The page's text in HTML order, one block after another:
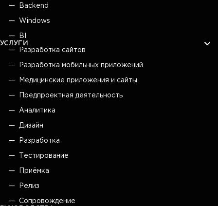
Backend
Windows
BI
УСЛУГИ
Разработка сайтов
Разработка мобильных приложений
Медицинские приложения и сайты
Предпроектная деятельность
Аналитика
Дизайн
Разработка
Тестирование
Приёмка
Релиз
Сопровождение